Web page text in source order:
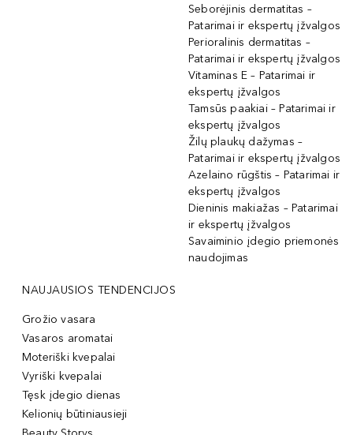
Seborėjinis dermatitas –
Patarimai ir ekspertų įžvalgos
Perioralinis dermatitas –
Patarimai ir ekspertų įžvalgos
Vitaminas E – Patarimai ir
ekspertų įžvalgos
Tamsūs paakiai – Patarimai ir
ekspertų įžvalgos
Žilų plaukų dažymas –
Patarimai ir ekspertų įžvalgos
Azelaino rūgštis – Patarimai ir
ekspertų įžvalgos
Dieninis makiažas – Patarimai
ir ekspertų įžvalgos
Savaiminio įdegio priemonės
naudojimas
NAUJAUSIOS TENDENCIJOS
Grožio vasara
Vasaros aromatai
Moteriški kvepalai
Vyriški kvepalai
Tęsk įdegio dienas
Kelionių būtiniausieji